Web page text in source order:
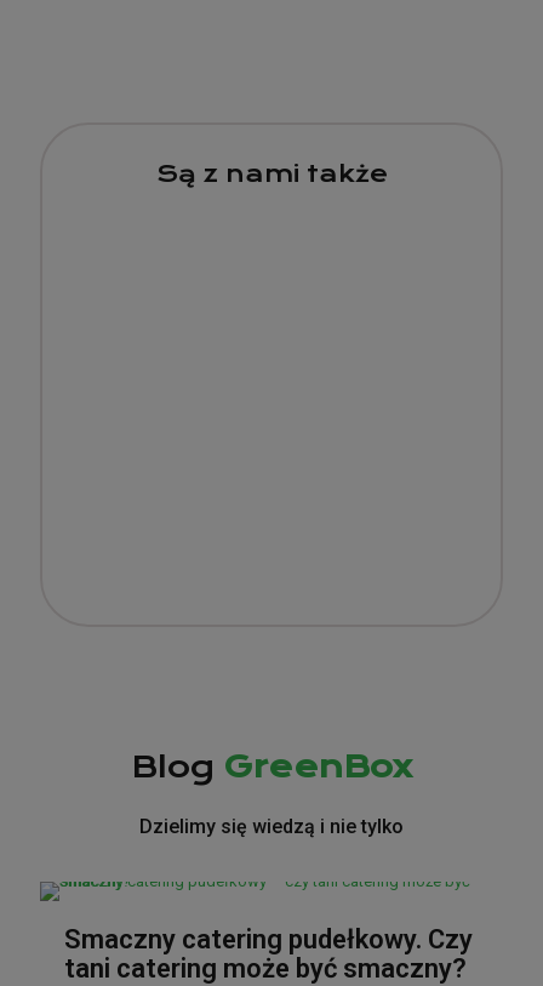
Są z nami także
Blog GreenBox
Dzielimy się wiedzą i nie tylko
Smaczny catering pudełkowy. Czy
tani catering może być smaczny?